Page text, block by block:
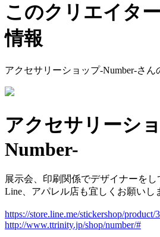
このクリエイタ
情報
アクセサリーショップ-Number-さん
アクセサリーシ
Number-
展示会、印刷関係でデザイナーをし
Line、アパレル店も宜しくお願いし
https://store.line.me/stickershop/product/
http://www.ttrinity.jp/shop/number/#